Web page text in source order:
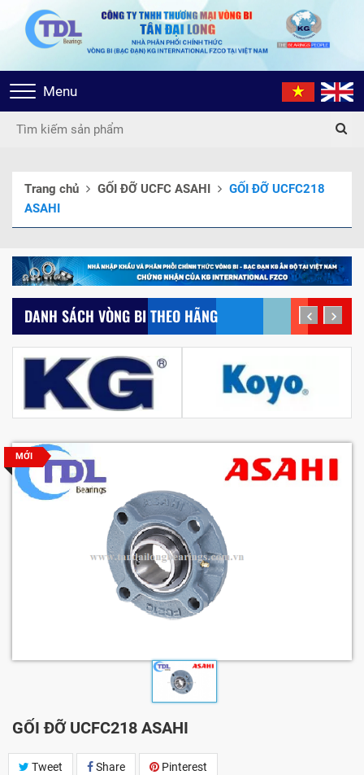
Toggle
navigation
Menu
Trang chủ GỐI ĐỠ UCFC ASAHI
GỐI ĐỠ UCFC218
ASAHI
DANH SÁCH VÒNG BI THEO HÃNG prev next
MỚI
GỐI ĐỠ UCFC218 ASAHI
Tweet Share Pinterest